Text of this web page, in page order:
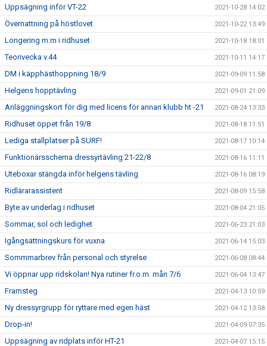
Uppsägning inför VT-22 2021-10-28 14:02
Övernattning på höstlovet 2021-10-22 13:49
Longering m.m i ridhuset 2021-10-18 18:01
Teorivecka v.44 2021-10-11 14:17
DM i käpphästhoppning 18/9 2021-09-09 11:58
Helgens hopptävling 2021-09-01 21:09
Anläggningskort för dig med licens för annan klubb ht -21 2021-08-24 13:33
Ridhuset öppet från 19/8 2021-08-18 11:51
Lediga stallplatser på SURF! 2021-08-17 10:14
Funktionärsschema dressyrtävling 21-22/8 2021-08-16 11:11
Uteboxar stängda inför helgens tävling 2021-08-16 08:19
Ridlärarassistent 2021-08-09 15:58
Byte av underlag i ridhuset 2021-08-04 21:05
Sommar, sol och ledighet 2021-06-23 21:03
Igångsättningskurs för vuxna 2021-06-14 15:03
Sommmarbrev från personal och styrelse 2021-06-08 08:44
Vi öppnar upp ridskolan! Nya rutiner fr.o.m. mån 7/6 2021-06-04 13:47
Framsteg 2021-04-13 10:59
Ny dressyrgrupp för ryttare med egen häst 2021-04-12 13:58
Drop-in! 2021-04-09 07:35
Uppsägning av ridplats inför HT-21 2021-04-07 15:15